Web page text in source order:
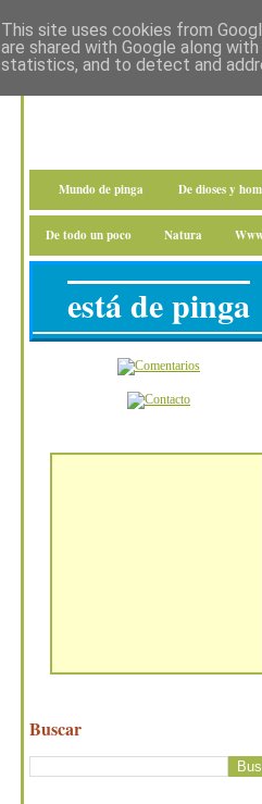
Mundo de pinga De dioses y
De todo un poco Natura
está de pinga
Buscar
This site uses cookies from
are shared with Google along
statistics, and to detect and